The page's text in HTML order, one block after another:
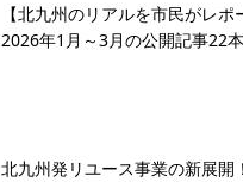
【北九州のリアルを市民がレポ
2026年1月～3月の公開記事22
北九州発リユース事業の新展開